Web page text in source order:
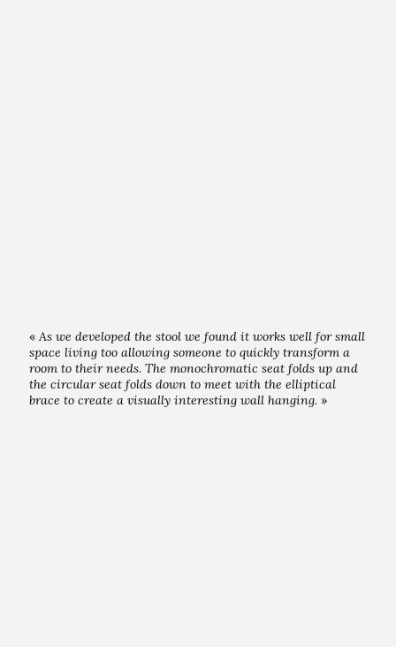
« As we developed the stool we found it works well for small
space living too allowing someone to quickly transform a
room to their needs. The monochromatic seat folds up and
the circular seat folds down to meet with the elliptical
brace to create a visually interesting wall hanging. »